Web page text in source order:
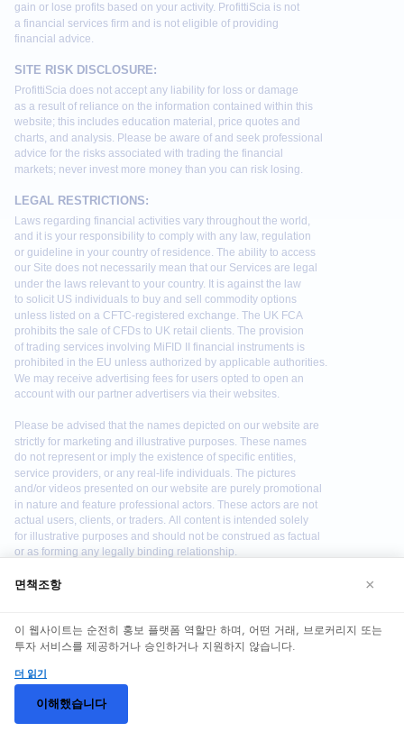
2026Quantum AI. 판권소유.
continuing to use our website, you agree to our use of
cookies. See our
Accept
면책조항 ×
이 웹사이트는 순전히 홍보 플랫폼 역할만 하며, 어떤 거래, 브로커리지 또는
투자 서비스를 제공하거나 승인하거나 지원하지 않습니다.
더 읽기
이해했습니다